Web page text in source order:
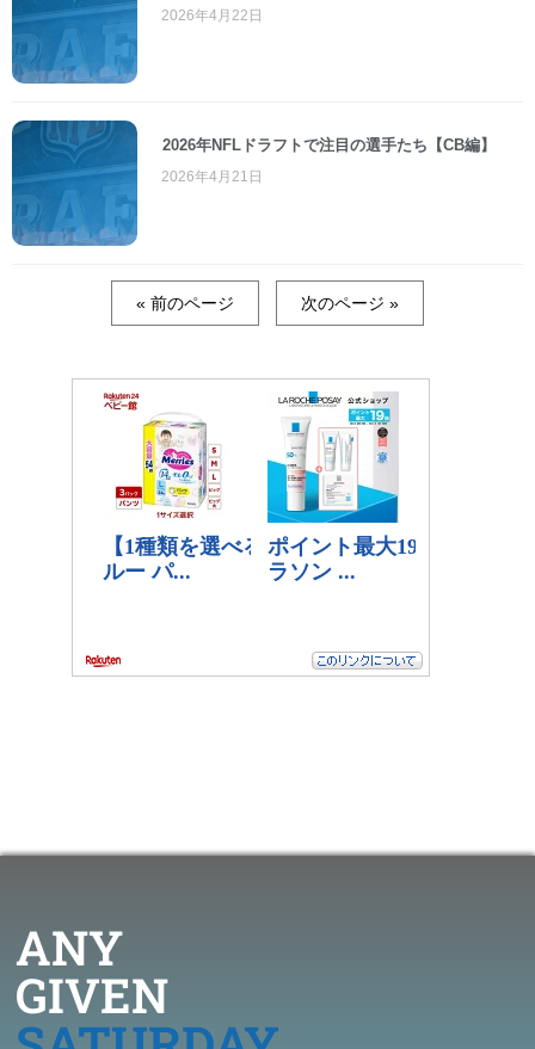
2026年4月22日
2026年NFLドラフトで注目の選手たち【CB編】
2026年4月21日
« 前のページ 次のページ »
ANY
GIVEN